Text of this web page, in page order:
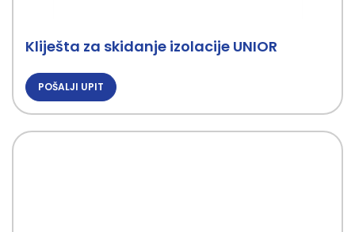
Kliješta za skidanje izolacije UNIOR
POŠALJI UPIT